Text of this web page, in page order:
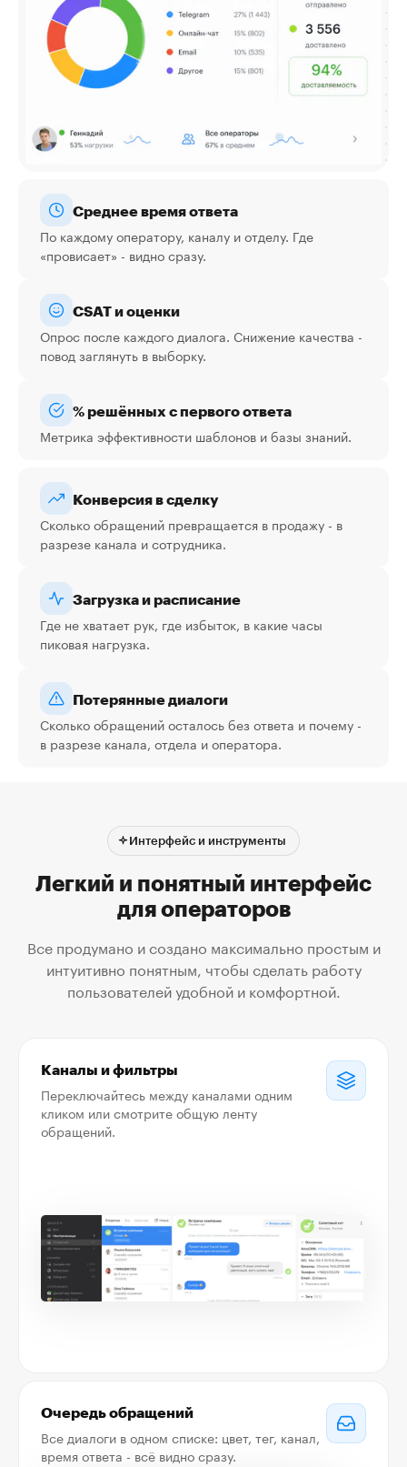
Среднее время ответа
По каждому оператору, каналу и отделу. Где
«провисает» - видно сразу.
CSAT и оценки
Опрос после каждого диалога. Снижение качества -
повод заглянуть в выборку.
% решённых с первого ответа
Метрика эффективности шаблонов и базы знаний.
Конверсия в сделку
Сколько обращений превращается в продажу - в
разрезе канала и сотрудника.
Загрузка и расписание
Где не хватает рук, где избыток, в какие часы
пиковая нагрузка.
Потерянные диалоги
Сколько обращений осталось без ответа и почему -
в разрезе канала, отдела и оператора.
Интерфейс и инструменты
Легкий и понятный интерфейс
для операторов
Все продумано и создано максимально простым и
интуитивно понятным, чтобы сделать работу
пользователей удобной и комфортной.
Каналы и фильтры
Переключайтесь между каналами одним
кликом или смотрите общую ленту
обращений.
Очередь обращений
Все диалоги в одном списке: цвет, тег, канал,
время ответа - всё видно сразу.